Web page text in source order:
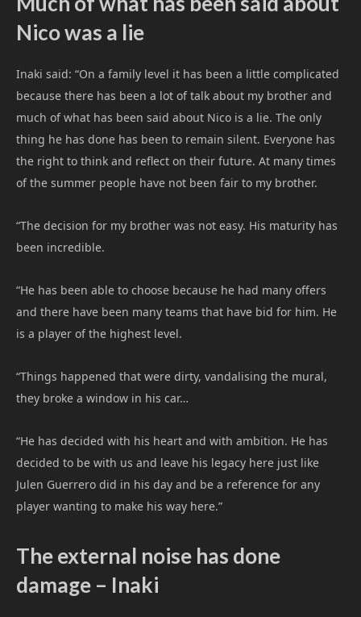
Nico was a lie
Inaki said: “On a family level it has been a little complicated
because there has been a lot of talk about my brother and
much of what has been said about Nico is a lie. The only
thing he has done has been to remain silent. Everyone has
the right to think and reflect on their future. At many times
of the summer people have not been fair to my brother.
“The decision for my brother was not easy. His maturity has
been incredible.
“He has been able to choose because he had many offers
and there have been many teams that have bid for him. He
is a player of the highest level.
“Things happened that were dirty, vandalising the mural,
they broke a window in his car…
“He has decided with his heart and with ambition. He has
decided to be with us and leave his legacy here just like
Julen Guerrero did in his day and be a reference for any
player wanting to make his way here.”
The external noise has done
damage – Inaki